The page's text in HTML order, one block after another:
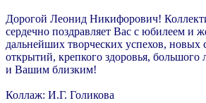
Дорогой Леонид Никифорович!
сердечно поздравляет Вас с юбилеем и
дальнейших творческих успехов, новых
открытий, крепкого здоровья, большого
и Вашим близким!
Коллаж: И.Г. Голикова